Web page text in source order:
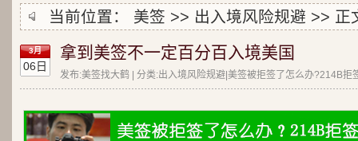
当前位置： 美签 >> 出入境风险规避 >> 正
3月
06日
拿到美签不一定百分百入境美国
发布:美签找大鹤 | 分类:出入境风险规避|美签被拒签了怎么办?214B拒